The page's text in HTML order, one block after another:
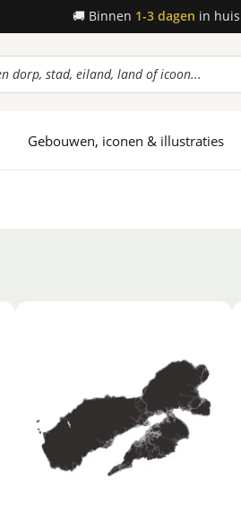
📦Gratis verzendingvanaf 45,-
Gebouwen, iconen & illustraties